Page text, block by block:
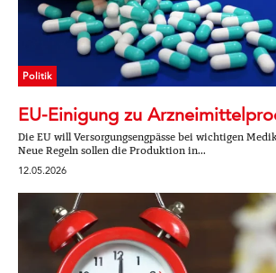
Politik
EU-Einigung zu
Die EU will Versorgungsengpässe bei wichtigen
Neue Regeln sollen die Produktion in...
12.05.2026